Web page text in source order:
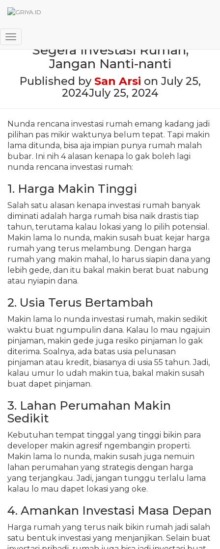
Toggle Navigation
Segera Investasi Rumah,
Jangan Nanti-nanti
Published by San Arsi on July 25,
2024July 25, 2024
Nunda rencana investasi rumah emang kadang jadi
pilihan pas mikir waktunya belum tepat. Tapi makin
lama ditunda, bisa aja impian punya rumah malah
bubar. Ini nih 4 alasan kenapa lo gak boleh lagi
nunda rencana investasi rumah:
1. Harga Makin Tinggi
Salah satu alasan kenapa investasi rumah banyak
diminati adalah harga rumah bisa naik drastis tiap
tahun, terutama kalau lokasi yang lo pilih potensial.
Makin lama lo nunda, makin susah buat kejar harga
rumah yang terus melambung. Dengan harga
rumah yang makin mahal, lo harus siapin dana yang
lebih gede, dan itu bakal makin berat buat nabung
atau nyiapin dana.
2. Usia Terus Bertambah
Makin lama lo nunda investasi rumah, makin sedikit
waktu buat ngumpulin dana. Kalau lo mau ngajuin
pinjaman, makin gede juga resiko pinjaman lo gak
diterima. Soalnya, ada batas usia pelunasan
pinjaman atau kredit, biasanya di usia 55 tahun. Jadi,
kalau umur lo udah makin tua, bakal makin susah
buat dapet pinjaman.
3. Lahan Perumahan Makin
Sedikit
Kebutuhan tempat tinggal yang tinggi bikin para
developer makin agresif ngembangin properti.
Makin lama lo nunda, makin susah juga nemuin
lahan perumahan yang strategis dengan harga
yang terjangkau. Jadi, jangan tunggu terlalu lama
kalau lo mau dapet lokasi yang oke.
4. Amankan Investasi Masa Depan
Harga rumah yang terus naik bikin rumah jadi salah
satu bentuk investasi yang menjanjikan. Selain buat